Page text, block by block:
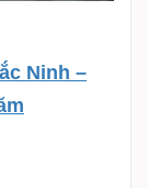
Ninh –